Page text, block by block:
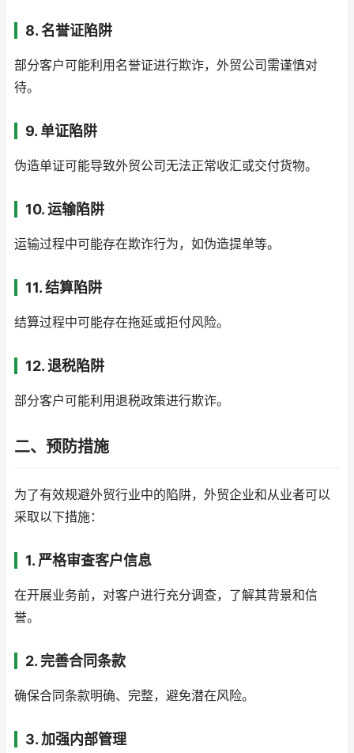
8. 名誉证陷阱
部分客户可能利用名誉证进行欺诈，外贸公司需谨慎对
待。
9. 单证陷阱
伪造单证可能导致外贸公司无法正常收汇或交付货物。
10. 运输陷阱
运输过程中可能存在欺诈行为，如伪造提单等。
11. 结算陷阱
结算过程中可能存在拖延或拒付风险。
12. 退税陷阱
部分客户可能利用退税政策进行欺诈。
二、预防措施
为了有效规避外贸行业中的陷阱，外贸企业和从业者可以
采取以下措施：
1. 严格审查客户信息
在开展业务前，对客户进行充分调查，了解其背景和信
誉。
2. 完善合同条款
确保合同条款明确、完整，避免潜在风险。
3. 加强内部管理